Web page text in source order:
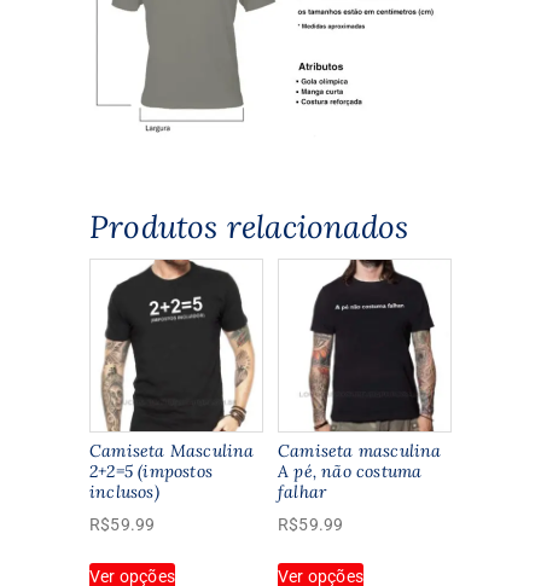
Produtos relacionados
Camiseta Masculina
2+2=5 (impostos
inclusos)
R$59.99
Ver opções
Camiseta masculina
A pé‚ não costuma
falhar
R$59.99
Ver opções